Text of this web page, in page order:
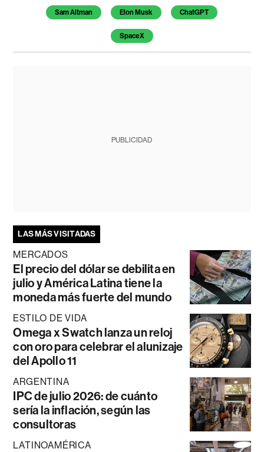
Sam Altman Elon Musk ChatGPT
SpaceX
PUBLICIDAD
LAS MÁS VISITADAS
MERCADOS
El precio del dólar se debilita en
julio y América Latina tiene la
moneda más fuerte del mundo
ESTILO DE VIDA
Omega x Swatch lanza un reloj
con oro para celebrar el alunizaje
del Apollo 11
ARGENTINA
IPC de julio 2026: de cuánto
sería la inflación, según las
consultoras
LATINOAMÉRICA